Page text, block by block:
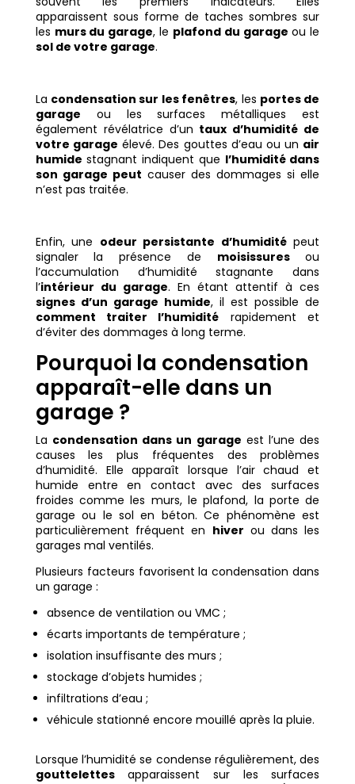
apparaissent sous forme de taches sombres sur
les murs du garage, le plafond du garage ou le
sol de votre garage.
La condensation sur les fenêtres, les portes de
garage ou les surfaces métalliques est
également révélatrice d’un taux d’humidité de
votre garage élevé. Des gouttes d’eau ou un air
humide stagnant indiquent que l’humidité dans
son garage peut causer des dommages si elle
n’est pas traitée.
Enfin, une odeur persistante d’humiditépeut
signaler la présence de moisissuresou
l’accumulation d’humidité stagnante dans
l’intérieur du garage. En étant attentif à ces
signes d’un garage humide, il est possible de
comment traiter l’humidité rapidement et
d’éviter des dommages à long terme.
Pourquoi la condensation
apparaît-elle dans un
garage ?
La condensation dans un garage est l’une des
causes les plus fréquentes des problèmes
d’humidité. Elle apparaît lorsque l’air chaud et
humide entre en contact avec des surfaces
froides comme les murs, le plafond, la porte de
garage ou le sol en béton. Ce phénomène est
particulièrement fréquent en hiver ou dans les
garages mal ventilés.
Plusieurs facteurs favorisent la condensation dans
un garage :
absence de ventilation ou VMC ;
écarts importants de température ;
isolation insuffisante des murs ;
stockage d’objets humides ;
infiltrations d’eau ;
véhicule stationné encore mouillé après la pluie.
Lorsque l’humidité se condense régulièrement, des
gouttelettesapparaissent sur les surfaces